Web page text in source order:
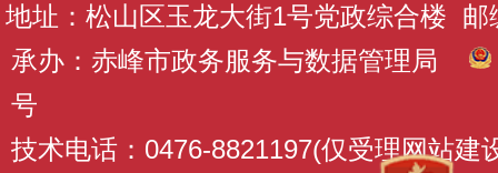
地址：松山区玉龙大街1号党政综合楼 邮
承办：赤峰市政务服务与数据管理局
号
技术电话：0476-8821197(仅受理网站建